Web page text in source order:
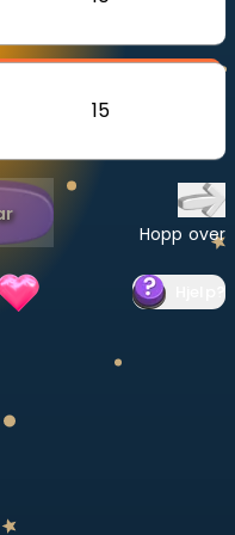
15
Hopp over
?